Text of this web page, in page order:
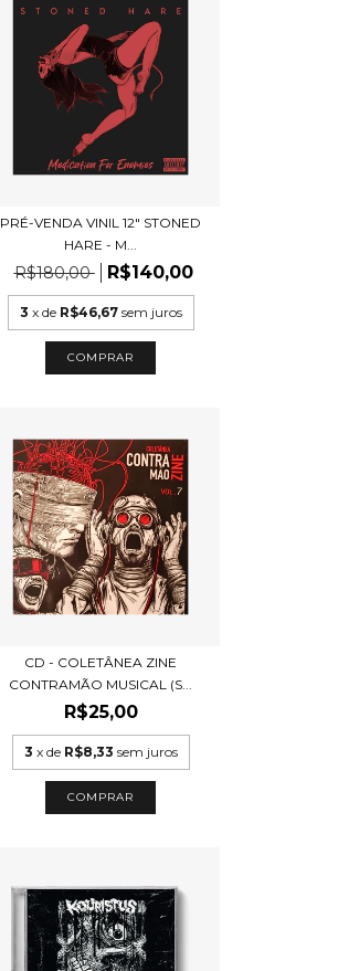
PRÉ-VENDA VINIL 12" STONED
HARE - M...
R$180,00 R$140,00
3 x de R$46,67 sem juros
CD - COLETÂNEA ZINE
CONTRAMÃO MUSICAL (S...
R$25,00
3 x de R$8,33 sem juros